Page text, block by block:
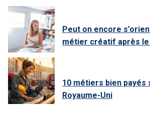
Peut on encore
métier créatif après le
10 métiers bien payés
Royaume-Uni